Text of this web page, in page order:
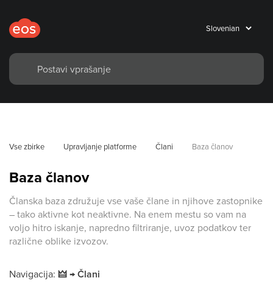
Vse zbirke Upravljanje platforme Člani Baza članov
Baza članov
Članska baza združuje vse vaše člane in njihove zastopnike
– tako aktivne kot neaktivne. Na enem mestu so vam na
voljo hitro iskanje, napredno filtriranje, uvoz podatkov ter
različne oblike izvozov.
Navigacija: 🜲 → Člani